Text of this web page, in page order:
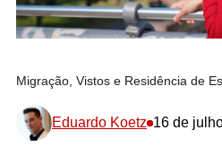
Migração, Vistos e Residência de
Eduardo Koetz 16 de